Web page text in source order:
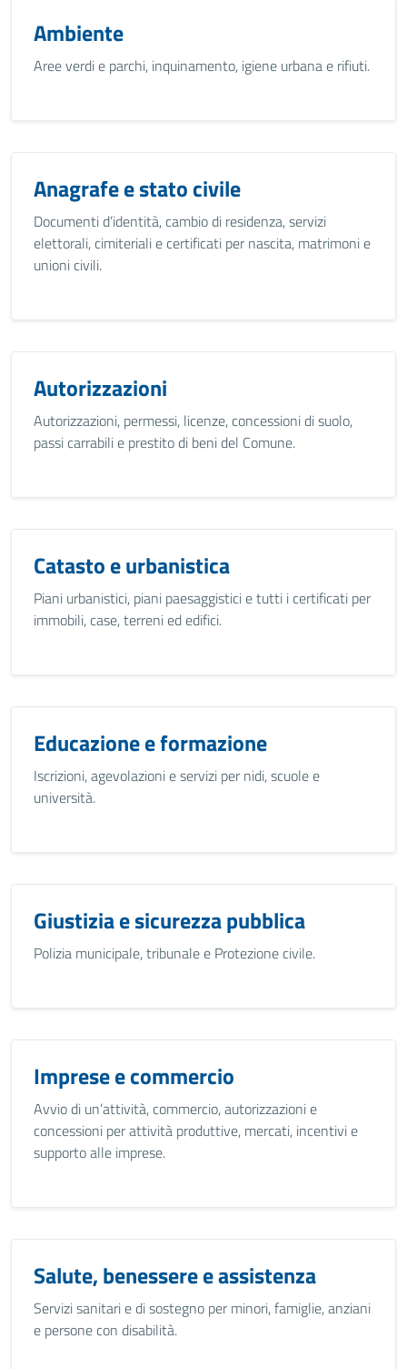
Ambiente
Aree verdi e parchi, inquinamento, igiene urbana e rifiuti.
Anagrafe e stato civile
Documenti d’identità, cambio di residenza, servizi
elettorali, cimiteriali e certificati per nascita, matrimoni e
unioni civili.
Autorizzazioni
Autorizzazioni, permessi, licenze, concessioni di suolo,
passi carrabili e prestito di beni del Comune.
Catasto e urbanistica
Piani urbanistici, piani paesaggistici e tutti i certificati per
immobili, case, terreni ed edifici.
Educazione e formazione
Iscrizioni, agevolazioni e servizi per nidi, scuole e
università.
Giustizia e sicurezza pubblica
Polizia municipale, tribunale e Protezione civile.
Imprese e commercio
Avvio di un’attività, commercio, autorizzazioni e
concessioni per attività produttive, mercati, incentivi e
supporto alle imprese.
Salute, benessere e assistenza
Servizi sanitari e di sostegno per minori, famiglie, anziani
e persone con disabilità.